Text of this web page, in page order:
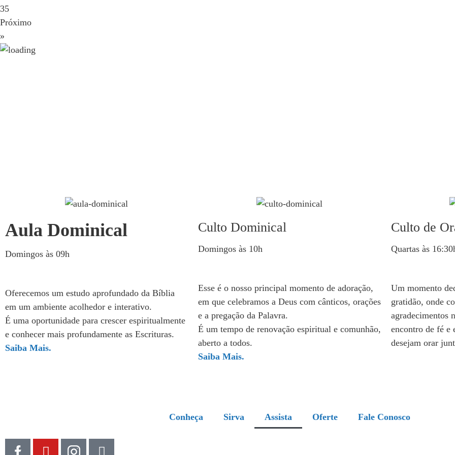
35
Próximo
»
Aula Dominical
Domingos às 09h
Oferecemos um estudo aprofundado da Bíblia
em um ambiente acolhedor e interativo.
É uma oportunidade para crescer espiritualmente
e conhecer mais profundamente as Escrituras.
Saiba Mais.
Culto Dominical
Domingos às 10h
Esse é o nosso principal momento de adoração,
em que celebramos a Deus com cânticos, orações
e a pregação da Palavra.
É um tempo de renovação espiritual e comunhão,
aberto a todos.
Saiba Mais.
Culto de
Quartas às
Um momento
gratidão, onde
agradecimentos
encontro de fé e
desejam orar
Conheça Sirva Assista Oferte Fale Conosco